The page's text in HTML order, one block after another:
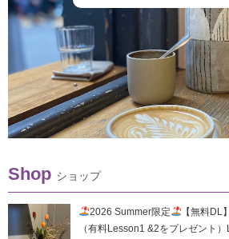
Shop ショップ
2026 Summer限定
【無料DL
（有料Lesson1 &2をプレゼント